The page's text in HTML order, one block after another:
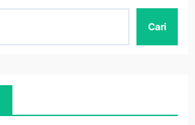
Cari